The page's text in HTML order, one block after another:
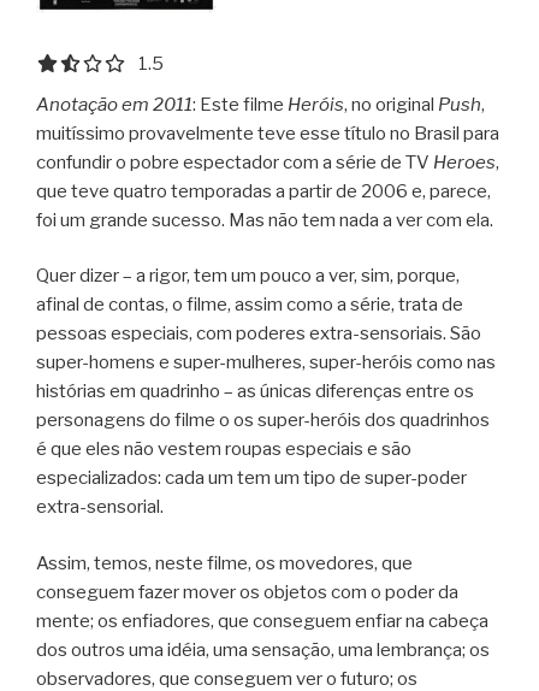
1.5 out of 5.0 stars
1.5
Anotação em 2011: Este filme Heróis, no original Push,
muitíssimo provavelmente teve esse título no Brasil para
confundir o pobre espectador com a série de TV Heroes,
que teve quatro temporadas a partir de 2006 e, parece,
foi um grande sucesso. Mas não tem nada a ver com ela.
Quer dizer – a rigor, tem um pouco a ver, sim, porque,
afinal de contas, o filme, assim como a série, trata de
pessoas especiais, com poderes extra-sensoriais. São
super-homens e super-mulheres, super-heróis como nas
histórias em quadrinho – as únicas diferenças entre os
personagens do filme o os super-heróis dos quadrinhos
é que eles não vestem roupas especiais e são
especializados: cada um tem um tipo de super-poder
extra-sensorial.
Assim, temos, neste filme, os movedores, que
conseguem fazer mover os objetos com o poder da
mente; os enfiadores, que conseguem enfiar na cabeça
dos outros uma idéia, uma sensação, uma lembrança; os
observadores, que conseguem ver o futuro; os